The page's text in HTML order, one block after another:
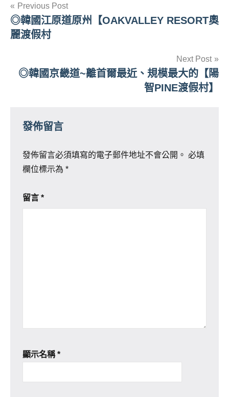
文
章
覽
Previous Post
◎韓國江原道原州【OAKVALLEY RESORT奧
麗渡假村
Next Post
◎韓國京畿道~離首爾最近、規模最大的【陽
智PINE渡假村】
發佈留言
發佈留言必須填寫的電子郵件地址不會公開。 必填
欄位標示為 *
留言 *
顯示名稱*